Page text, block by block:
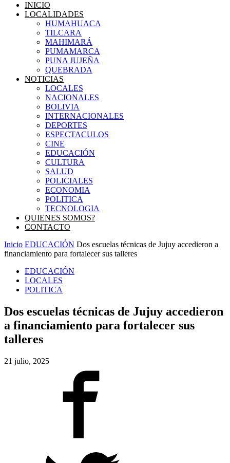
INICIO
LOCALIDADES
HUMAHUACA
TILCARA
MAHIMARÁ
PUMAMARCA
PUNA JUJEÑA
QUEBRADA
NOTICIAS
LOCALES
NACIONALES
BOLIVIA
INTERNACIONALES
DEPORTES
ESPECTACULOS
CINE
EDUCACIÓN
CULTURA
SALUD
POLICIALES
ECONOMIA
POLITICA
TECNOLOGIA
QUIENES SOMOS?
CONTACTO
Inicio EDUCACIÓN Dos escuelas técnicas de Jujuy accedieron a
financiamiento para fortalecer sus talleres
EDUCACIÓN
LOCALES
POLITICA
Dos escuelas técnicas de Jujuy accedieron
a financiamiento para fortalecer sus
talleres
21 julio, 2025